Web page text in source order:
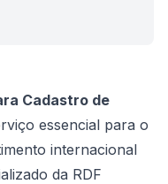
Cadastro de
essencial para o
internacional
da RDF